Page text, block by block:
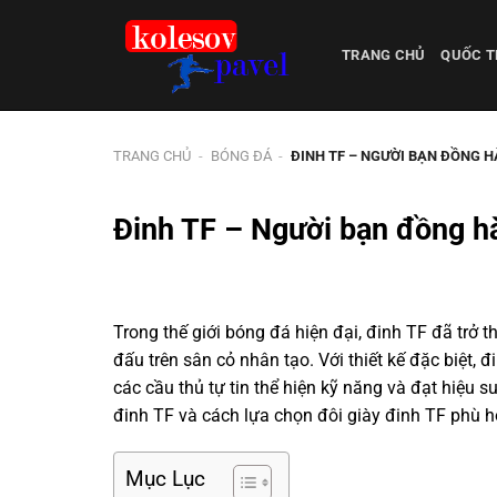
TRANG CHỦ QUỐC
TRANG CHỦ - BÓNG ĐÁ - ĐINH TF – NGƯỜI BẠN ĐỒNG
Đinh TF – Người bạn đồng
Trong thế giới bóng đá hiện đại, đinh TF đã trở
đấu trên sân cỏ nhân tạo. Với thiết kế đặc biệt,
các cầu thủ tự tin thể hiện kỹ năng và đạt hiệu
đinh TF và cách lựa chọn đôi giày đinh TF phù
Mục Lục